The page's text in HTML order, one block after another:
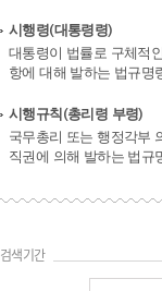
시행령(대통령령)
대통령이 법률로 구체적
항에 대해 발하는 법규명
시행규칙(총리령 부령)
국무총리 또는 행정각부
직권에 의해 발하는 법규
검색기간